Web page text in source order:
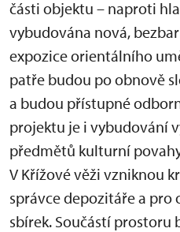
části objektu – naproti
vybudována nová,
expozice orientálního
patře budou po obnově
a budou přístupné
projektu je i vybudování
předmětů kulturní
V Křížové věži vzniknou
správce depozitáře a
sbírek. Součástí prostoru